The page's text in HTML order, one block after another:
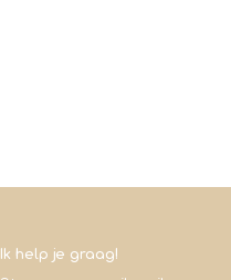
Ik help je graag!